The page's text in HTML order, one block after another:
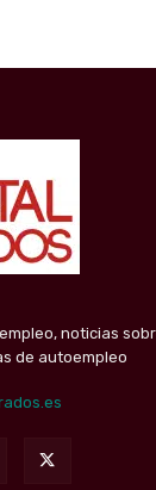
noticias
de autoempleo